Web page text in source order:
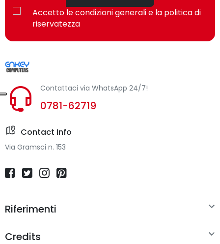
Accetto le condizioni generali e la politica di
riservatezza
Contattaci via WhatsApp 24/7!
0781-62719
Contact Info
Via Gramsci n. 153
Riferimenti 
Credits 